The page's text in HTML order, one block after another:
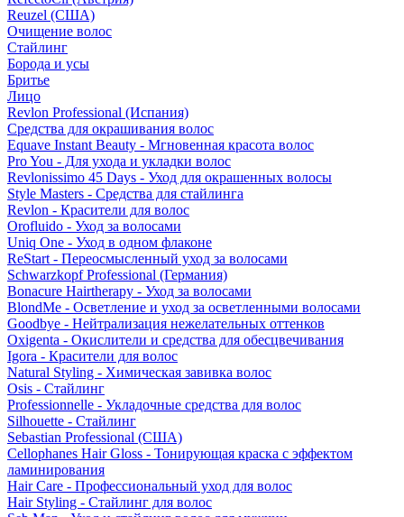
Reuzel (США)
Очищение волос
Стайлинг
Борода и усы
Бритье
Лицо
Revlon Professional (Испания)
Средства для окрашивания волос
Equave Instant Beauty - Мгновенная красота волос
Pro You - Для ухода и укладки волос
Revlonissimo 45 Days - Уход для окрашенных волосы
Style Masters - Средства для стайлинга
Revlon - Красители для волос
Orofluido - Уход за волосами
Uniq One - Уход в одном флаконе
ReStart - Переосмысленный уход за волосами
Schwarzkopf Professional (Германия)
Bonacure Hairtherapy - Уход за волосами
BlondMe - Осветление и уход за осветленными волосами
Goodbye - Нейтрализация нежелательных оттенков
Oxigenta - Окислители и средства для обесцвечивания
Igora - Красители для волос
Natural Styling - Химическая завивка волос
Osis - Стайлинг
Professionnelle - Укладочные средства для волос
Silhouette - Стайлинг
Sebastian Professional (США)
Cellophanes Hair Gloss - Тонирующая краска с эффектом
ламинирования
Hair Care - Профессиональный уход для волос
Hair Styling - Стайлинг для волос